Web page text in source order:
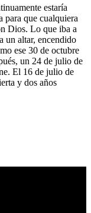
estaría
para que cualquiera
Dios. Lo que iba a
un altar, encendido
ese 30 de octubre
un 24 de julio de
El 16 de julio de
y dos años